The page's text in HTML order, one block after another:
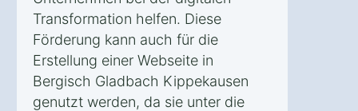
Transformation helfen. Diese
Förderung kann auch für die
Erstellung einer Webseite in
Bergisch Gladbach Kippekausen
genutzt werden, da sie unter die